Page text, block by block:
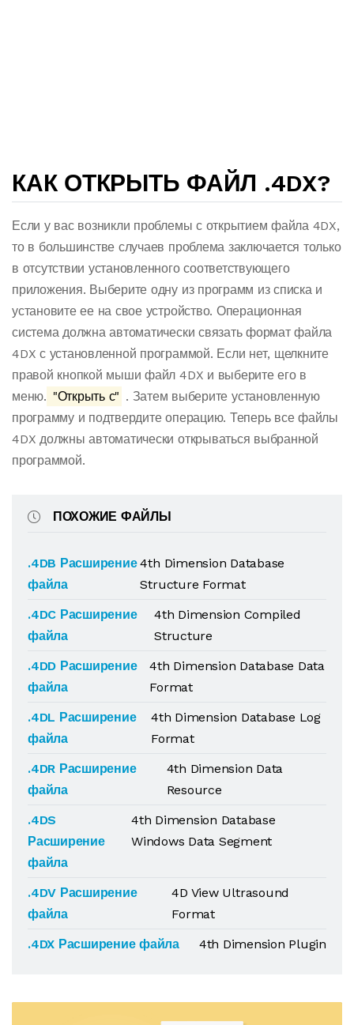
КАК ОТКРЫТЬ ФАЙЛ .4DX?
Если у вас возникли проблемы с открытием файла 4DX,
то в большинстве случаев проблема заключается только
в отсутствии установленного соответствующего
приложения. Выберите одну из программ из списка и
установите ее на свое устройство. Операционная
система должна автоматически связать формат файла
4DX с установленной программой. Если нет, щелкните
правой кнопкой мыши файл 4DX и выберите его в
меню. "Открыть с" . Затем выберите установленную
программу и подтвердите операцию. Теперь все файлы
4DX должны автоматически открываться выбранной
программой.
ПОХОЖИЕ ФАЙЛЫ
.4DB Расширение
файла
4th Dimension Database
Structure Format
.4DC Расширение
файла
4th Dimension Compiled
Structure
.4DD Расширение
файла
4th Dimension Database Data
Format
.4DL Расширение
файла
4th Dimension Database Log
Format
.4DR Расширение
файла
4th Dimension Data
Resource
.4DS
Расширение
файла
4th Dimension Database
Windows Data Segment
.4DV Расширение
файла
4D View Ultrasound
Format
.4DX Расширение файла
4th Dimension Plugin